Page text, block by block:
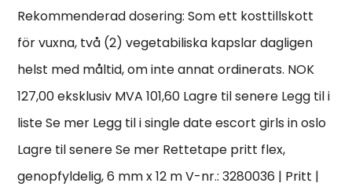
Rekommenderad dosering: Som ett kosttillskott
för vuxna, två (2) vegetabiliska kapslar dagligen
helst med måltid, om inte annat ordinerats. NOK
127,00 eksklusiv MVA 101,60 Lagre til senere Legg til i
liste Se mer Legg til i single date escort girls in oslo
Lagre til senere Se mer Rettetape pritt flex,
genopfyldelig, 6 mm x 12 m V-nr.: 3280036 | Pritt |